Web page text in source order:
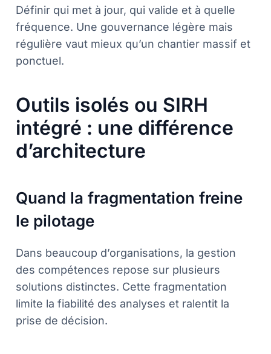
Définir qui met à jour, qui valide et à quelle
fréquence. Une gouvernance légère mais
régulière vaut mieux qu’un chantier massif et
ponctuel.
Outils isolés ou SIRH
intégré : une différence
d’architecture
Quand la fragmentation freine
le pilotage
Dans beaucoup d’organisations, la gestion
des compétences repose sur plusieurs
solutions distinctes. Cette fragmentation
limite la fiabilité des analyses et ralentit la
prise de décision.